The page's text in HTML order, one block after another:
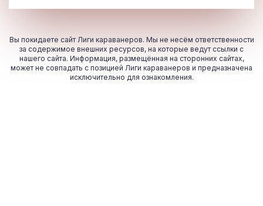
Вы покидаете сайт Лиги караванеров. Мы не несём ответственности
за содержимое внешних ресурсов, на которые ведут ссылки с
нашего сайта. Информация, размещённая на сторонних сайтах,
может не совпадать с позицией Лиги караванеров и предназначена
исключительно для ознакомления.